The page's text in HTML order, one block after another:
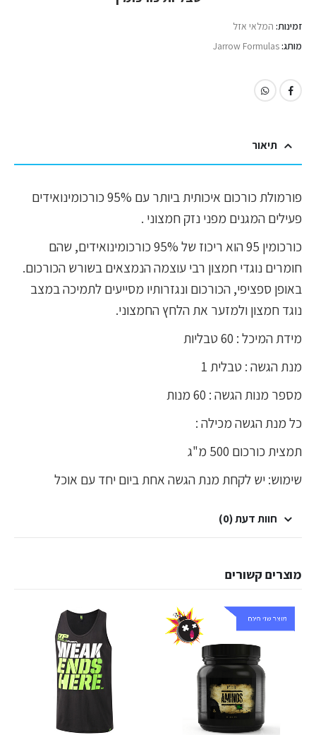
זמינות: המלאי אזל
מותג:Jarrow Formulas
תיאור
פורמולת כורכום איכותית ביותר עם 95%
כורכומינואידים
פעילים המגנים מפני נזק חמצוני .
כורכומין 95 הוא ריכוז של 95% כורכומינואידים, שהם
חומרים נוגדי חמצון רבי עוצמה הנמצאים בשורש הכורכום.
באופן ספציפי, הכורכום ונגזרותיו מסייעים לתמיכה במצב
נוגד חמצון ולמזער את הלחץ החמצוני.
מידת המיכל : 60 טבליות
מנת הגשה : טבלית 1
מספר מנות הגשה : 60 מנות
כל מנת הגשה מכילה :
תמצית כורכום 500 מ"ג
שימוש: יש לקחת מנת הגשה אחת ביום יחד עם אוכל
חוות דעת (0)
מוצרים קשורים